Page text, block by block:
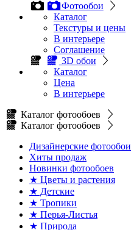
Фотообои
Каталог
Текстуры и цены
В интерьере
Соглашение
3D обои
Каталог
Цена
В интерьере
Каталог фотообоев
Каталог фотообоев
Дизайнерские фотообои
Хиты продаж
Новинки фотообоев
★ Цветы и растения
★ Детские
★ Тропики
★ Перья-Листья
★ Природа